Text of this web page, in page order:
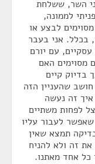
השר, ששלחת
לממונה,
לבצע או
בכלל. אני בעבר
עם יורם
מסוימים האם
בדיוק קיים
שהעניין הזה
זה נעשה
לפחות משתיים
לעבור עליו
תמצא שאין
זה ולא להניח
כל אחד מאתנו.